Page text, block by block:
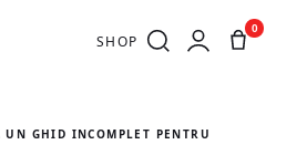
SHOP
0
UN GHID INCOMPLET PENTRU